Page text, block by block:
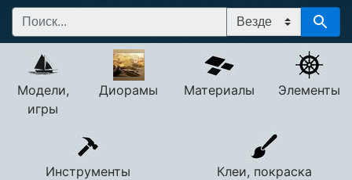
Модели,
игры
Диорамы Материалы Элементы
Инструменты
Клеи, покраска